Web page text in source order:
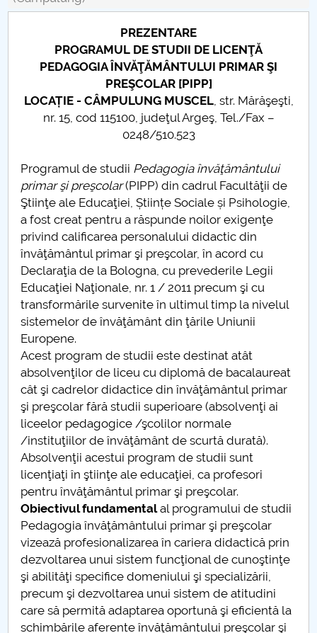
Nr. de telefon si adrese Facultăți
Admitere
Români de pretutindeni - ADMITERE
Facultăți
Studenți
Ghiduri pentru STUDENȚI
Relații Publice
Relații Internaționale
PNRR
Proiect PRIM STUD
Proiect SU-ETIC
Protecția datelor personale
UNIVERSITATE pentru comunitate
IOSUD/CSUD-Doctorate
Comisie de etica unversitară
Evenimente CUP
Accesibilitate pentru studenții cu dizabilități
PREZENTARE
PROGRAMUL DE STUDII DE LICENŢĂ
PEDAGOGIA ÎNVĂŢĂMÂNTULUI PRIMAR ŞI
PREŞCOLAR [PIPP]
LOCAȚIE - CÂMPULUNG MUSCEL, str. Mărăşeşti,
nr. 15, cod 115100, judeţul Argeş, Tel./Fax –
0248/510.523
Programul de studii Pedagogia învăţământului
primar şi preşcolar(PIPP) din cadrul Facultăţii de
Ştiinţe ale Educaţiei, Științe Sociale și Psihologie,
a fost creat pentru a răspunde noilor exigenţe
privind calificarea personalului didactic din
învăţământul primar şi preşcolar, în acord cu
Declaraţia de la Bologna, cu prevederile Legii
Educaţiei Naţionale, nr. 1 / 2011 precum şi cu
transformările survenite în ultimul timp la nivelul
sistemelor de învăţământ din ţările Uniunii
Europene.
Acest program de studii este destinat atât
absolvenţilor de liceu cu diplomă de bacalaureat
cât şi cadrelor didactice din învăţământul primar
şi preşcolar fără studii superioare (absolvenţi ai
liceelor pedagogice /şcolilor normale
/instituţiilor de învăţământ de scurtă durată).
Absolvenţii acestui program de studii sunt
licenţiaţi în ştiinţe ale educaţiei, ca profesori
pentru învăţământul primar şi preşcolar.
Obiectivul fundamentalal programului de studii
Pedagogia învăţământului primar şi preşcolar
vizează profesionalizarea în cariera didactică prin
dezvoltarea unui sistem funcţional de cunoştinţe
şi abilităţi specifice domeniului şi specializării,
precum şi dezvoltarea unui sistem de atitudini
care să permită adaptarea oportună şi eficientă la
schimbările aferente învăţământului preşcolar şi